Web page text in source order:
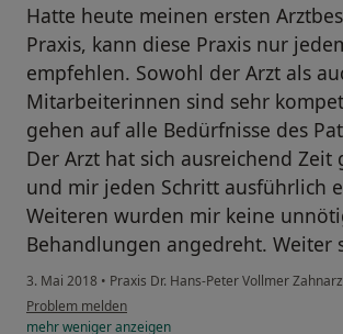
Hatte heute meinen ersten
Praxis, kann diese Praxis nur
empfehlen. Sowohl der Arzt als
Mitarbeiterinnen sind sehr
gehen auf alle Bedürfnisse des
Der Arzt hat sich ausreichend Zeit
und mir jeden Schritt ausführlich
Weiteren wurden mir keine
Behandlungen angedreht. Weiter
3. Mai 2018 • Praxis Dr. Hans-Peter Vollmer
Problem melden
mehrwenigeranzeigen